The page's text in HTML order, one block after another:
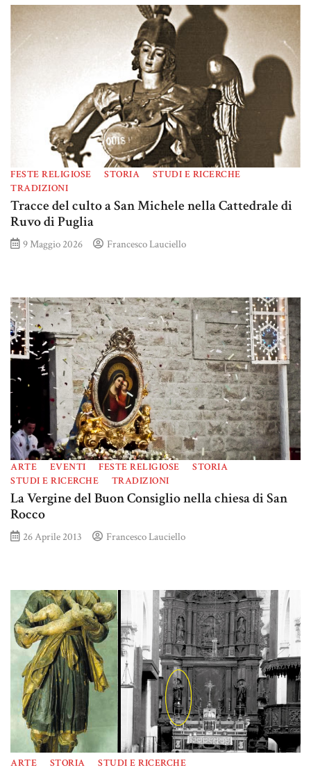
FESTE RELIGIOSE STORIA
STUDI E RICERCHE
TRADIZIONI
Tracce del culto a San Michele nella Cattedrale di
Ruvo di Puglia
9 Maggio 2026 Francesco Lauciello
ARTE EVENTI FESTE RELIGIOSE
STORIA
STUDI E RICERCHE
TRADIZIONI
La Vergine del Buon Consiglio nella chiesa di San
Rocco
26 Aprile 2013 Francesco Lauciello
ARTE STORIA STUDI E RICERCHE